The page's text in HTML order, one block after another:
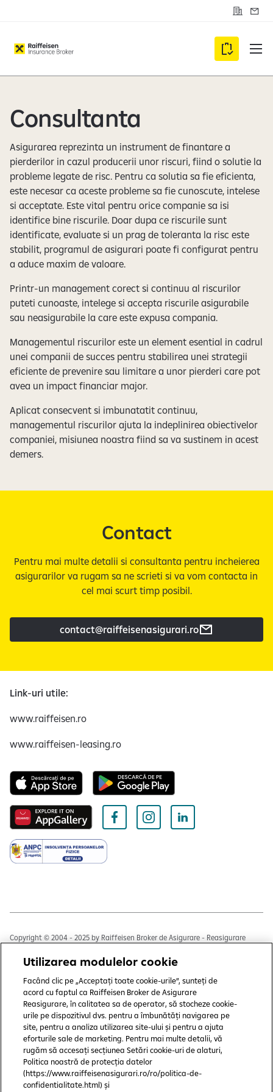
C
c
S
i
z
C
i
i
c
l
i
e
n
t
Consultanta
Asigurarea reprezinta un instrument de finantare a
pierderilor in cazul producerii unor riscuri, fiind o solutie la
probleme legate de risc. Pentru ca solutia sa fie eficienta,
este necesar ca aceste probleme sa fie cunoscute, intelese
si acceptate. Este vital pentru orice companie sa isi
identifice bine riscurile. Doar dupa ce riscurile sunt
identificate, evaluate si un prag de toleranta la risc este
stabilit, programul de asigurari poate fi configurat pentru
a aduce maxim de valoare.
Printr-un management corect si continuu al riscurilor
puteti cunoaste, intelege si accepta riscurile asigurabile
sau neasigurabile la care este expusa compania.
Managementul riscurilor este un element esential in cadrul
unei companii de succes pentru stabilirea unei strategii
eficiente de prevenire sau limitare a unor pierderi care pot
avea un impact financiar major.
Aplicat consecvent si imbunatatit continuu,
managementul riscurilor ajuta la indeplinirea obiectivelor
companiei, misiunea noastra fiind sa va sustinem in acest
demers.
Contact
Pentru mai multe detalii si consultanta pentru incheierea
asigurarilor va rugam sa ne scrieti si va vom contacta in
cel mai scurt timp posibil.
contact@raiffeisenasigurari.ro
Link-uri utile:
www.raiffeisen.ro
www.raiffeisen-leasing.ro
Copyright © 2004 - 2025 by Raiffeisen Broker de Asigurare - Reasigurare
Termeni și condiții
Politică de utilizare cookies
Preferințe cookie-uri
Politica de confidențialitate
Protecția consumatorului
CSALB
Utilizarea modulelor cookie
Facând clic pe „Acceptați toate cookie-urile”, sunteți de
acord cu faptul ca Raiffeisen Broker de Asigurare
Reasigurare, în calitatea sa de operator, să stocheze cookie-
urile pe dispozitivul dvs. pentru a îmbunătăți navigarea pe
site, pentru a analiza utilizarea site-ului și pentru a ajuta
eforturile sale de marketing. Pentru mai multe detalii, vă
rugăm să accesați secțiunea Setări cookie-uri de alaturi,
Politica noastră de protecția datelor
(https://www.raiffeisenasigurari.ro/ro/politica-de-
confidentialitate.html) și